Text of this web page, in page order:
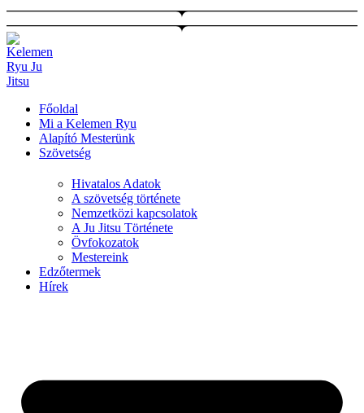
Ugrás
a
tartalomhoz
Főoldal
Mi a Kelemen Ryu
Alapító Mesterünk
Szövetség
Hivatalos Adatok
A szövetség története
Nemzetközi kapcsolatok
A Ju Jitsu Története
Övfokozatok
Mestereink
Edzőtermek
Hírek